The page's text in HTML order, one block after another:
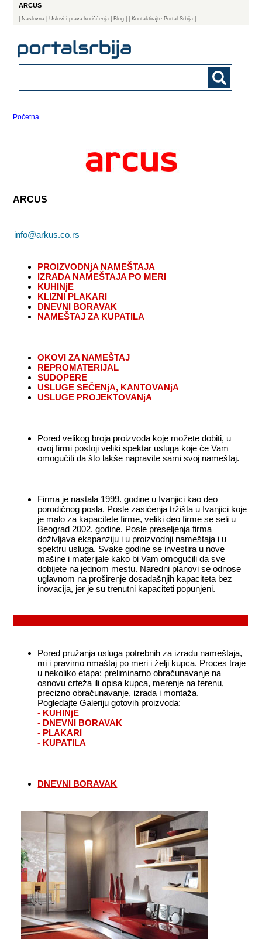
ARCUS
Naslovna | Uslovi i prava korišćenja Blog | Kontaktirajte Portal Srbija |
Početna
ARCUS
info@arkus.co.rs
PROIZVODNjA NAMEŠTAJA
IZRADA NAMEŠTAJA PO MERI
KUHINjE
KLIZNI PLAKARI
DNEVNI BORAVAK
NAMEŠTAJ ZA KUPATILA
OKOVI ZA NAMEŠTAJ
REPROMATERIJAL
SUDOPERE
USLUGE SEČENjA, KANTOVANjA
USLUGE PROJEKTOVANjA
Pored velikog broja proizvoda koje možete dobiti, u
ovoj firmi postoji veliki spektar usluga koje će Vam
omogućiti da što lakše napravite sami svoj nameštaj.
Firma je nastala 1999. godine u Ivanjici kao deo
porodičnog posla. Posle zasićenja tržišta u Ivanjici koje
je malo za kapacitete firme, veliki deo firme se seli u
Beograd 2002. godine. Posle preseljenja firma
doživljava ekspanziju i u proizvodnji nameštaja i u
spektru usluga. Svake godine se investira u nove
mašine i materijale kako bi Vam omogućili da sve
dobijete na jednom mestu. Naredni planovi se odnose
uglavnom na proširenje dosadašnjih kapaciteta bez
inovacija, jer je su trenutni kapaciteti popunjeni.
Pored pružanja usluga potrebnih za izradu nameštaja,
mi i pravimo nmaštaj po meri i želji kupca. Proces traje
u nekoliko etapa: preliminarno obračunavanje na
osnovu crteža ili opisa kupca, merenje na terenu,
precizno obračunavanje, izrada i montaža.
Pogledajte Galeriju gotovih proizvoda:
- KUHINjE
- DNEVNI BORAVAK
- PLAKARI
- KUPATILA
DNEVNI BORAVAK